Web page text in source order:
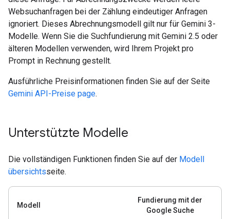
Websuchanfragen bei der Zählung eindeutiger Anfragen
ignoriert. Dieses Abrechnungsmodell gilt nur für Gemini 3-
Modelle. Wenn Sie die Suchfundierung mit Gemini 2.5 oder
älteren Modellen verwenden, wird Ihrem Projekt pro
Prompt in Rechnung gestellt.
Ausführliche Preisinformationen finden Sie auf der Seite
Gemini API-Preise page.
Unterstützte Modelle
Die vollständigen Funktionen finden Sie auf der Modell
übersichtsseite.
Modell
Fundierung mit der
Google Suche